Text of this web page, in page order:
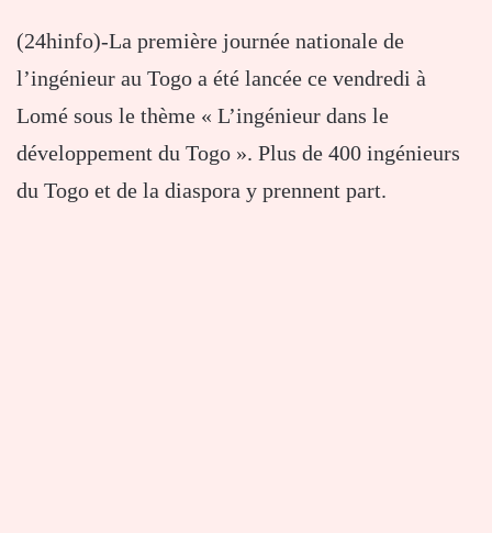
(24hinfo)-La première journée nationale de
l’ingénieur au Togo a été lancée ce vendredi à
Lomé sous le thème « L’ingénieur dans le
développement du Togo ». Plus de 400 ingénieurs
du Togo et de la diaspora y prennent part.